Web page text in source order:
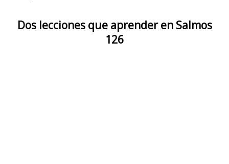
Dos lecciones que aprender en Salmos
126